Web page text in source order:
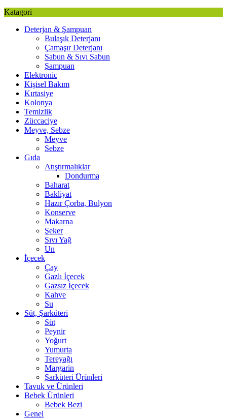
Katagori
Deterjan & Şampuan
Bulaşık Deterjanı
Çamaşır Deterjanı
Sabun & Sıvı Sabun
Şampuan
Elektronic
Kişisel Bakım
Kırtasiye
Kolonya
Temizlik
Züccaciye
Meyve, Sebze
Meyve
Sebze
Gıda
Atıştırmalıklar
Dondurma
Baharat
Bakliyat
Hazır Çorba, Bulyon
Konserve
Makarna
Şeker
Sıvı Yağ
Un
İçecek
Çay
Gazlı İçecek
Gazsız İçecek
Kahve
Su
Süt, Şarküteri
Süt
Peynir
Yoğurt
Yumurta
Tereyağı
Margarin
Şarküteri Ürünleri
Tavuk ve Ürünleri
Bebek Ürünleri
Bebek Bezi
Genel